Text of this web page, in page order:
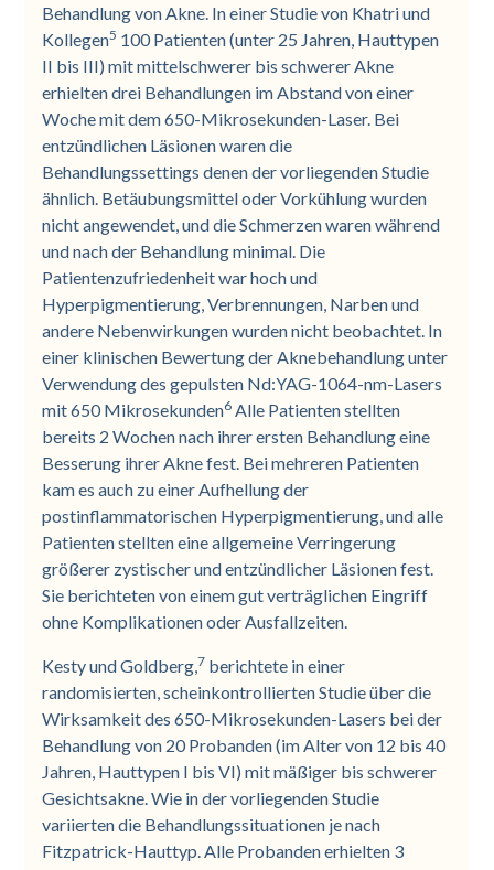
Behandlung von Akne. In einer Studie von Khatri und
Kollegen5 100 Patienten (unter 25 Jahren, Hauttypen
II bis III) mit mittelschwerer bis schwerer Akne
erhielten drei Behandlungen im Abstand von einer
Woche mit dem 650-Mikrosekunden-Laser. Bei
entzündlichen Läsionen waren die
Behandlungssettings denen der vorliegenden Studie
ähnlich. Betäubungsmittel oder Vorkühlung wurden
nicht angewendet, und die Schmerzen waren während
und nach der Behandlung minimal. Die
Patientenzufriedenheit war hoch und
Hyperpigmentierung, Verbrennungen, Narben und
andere Nebenwirkungen wurden nicht beobachtet. In
einer klinischen Bewertung der Aknebehandlung unter
Verwendung des gepulsten Nd:YAG-1064-nm-Lasers
mit 650 Mikrosekunden6 Alle Patienten stellten
bereits 2 Wochen nach ihrer ersten Behandlung eine
Besserung ihrer Akne fest. Bei mehreren Patienten
kam es auch zu einer Aufhellung der
postinflammatorischen Hyperpigmentierung, und alle
Patienten stellten eine allgemeine Verringerung
größerer zystischer und entzündlicher Läsionen fest.
Sie berichteten von einem gut verträglichen Eingriff
ohne Komplikationen oder Ausfallzeiten.
Kesty und Goldberg,7 berichtete in einer
randomisierten, scheinkontrollierten Studie über die
Wirksamkeit des 650-Mikrosekunden-Lasers bei der
Behandlung von 20 Probanden (im Alter von 12 bis 40
Jahren, Hauttypen I bis VI) mit mäßiger bis schwerer
Gesichtsakne. Wie in der vorliegenden Studie
variierten die Behandlungssituationen je nach
Fitzpatrick-Hauttyp. Alle Probanden erhielten 3